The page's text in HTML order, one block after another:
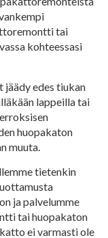
tai
kohteessasi
jäädy edes tiukan
lappeilla tai
huopakaton
muuta.
tietenkin
ja palvelumme
tai huopakaton
ei varmasti ole